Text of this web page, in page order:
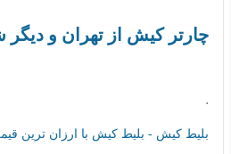
چارتر کیش از تهران و دیگر
.
بلیط کیش - بلیط کیش با ارزان ترین